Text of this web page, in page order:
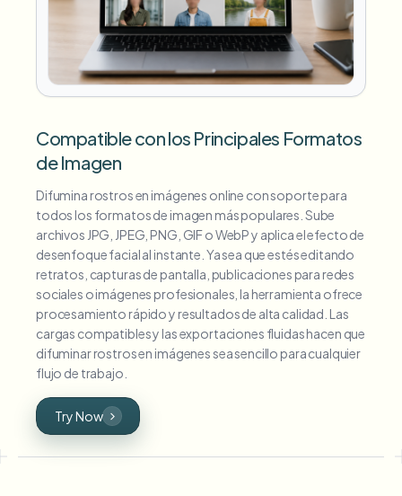
Compatible con los Principales Formatos
de Imagen
Difumina rostros en imágenes online con soporte para
todos los formatos de imagen más populares. Sube
archivos JPG, JPEG, PNG, GIF o WebP y aplica el efecto de
desenfoque facial al instante. Ya sea que estés editando
retratos, capturas de pantalla, publicaciones para redes
sociales o imágenes profesionales, la herramienta ofrece
procesamiento rápido y resultados de alta calidad. Las
cargas compatibles y las exportaciones fluidas hacen que
difuminar rostros en imágenes sea sencillo para cualquier
flujo de trabajo.
Try Now